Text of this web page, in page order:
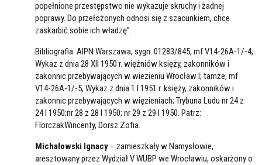
popełnione przestępstwo nie wykazuje skruchy i żadnej
poprawy. Do przełożonych odnosi się z szacunkiem, chce
zaskarbić sobie ich władzę”.
Bibliografia: AIPN Warszawa, sygn. 01283/845, mf V14-26A-1/-4,
Wykaz z dnia 28 XII 1950 r. więźniów księży, zakonników i
zakonnic przebywających w wiezieniu Wrocław I; tamże, mf
V14-26A-1/-5, Wykaz z dnia 1 I 1951 r. księży, zakonników i
zakonnic przebywających w więzieniach; Trybuna Ludu nr 24 z
24 I 1950;nr 28 z 28 I 1950; nr 29 z 29 I 1950. Patrz:
FlorczakWincenty, Dorsz Zofia.
Michałowski Ignacy − zamieszkały w Namysłowie,
aresztowany przez Wydział V WUBP we Wrocławiu, oskarżony o